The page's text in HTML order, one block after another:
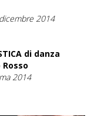
2014
di danza
2014